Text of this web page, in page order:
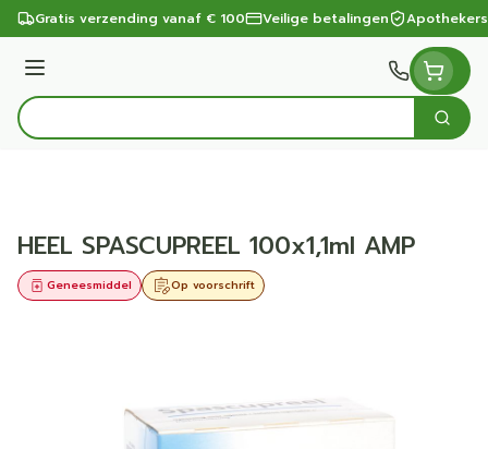
Ga naar de inhoud
Gratis verzending vanaf € 100 Veilige betalingen
Menu
Product, merk, categorie...
Zoek
HEEL SPASCUPREEL 100x1,1ml AMP
Op voorschrift
Geneesmiddel